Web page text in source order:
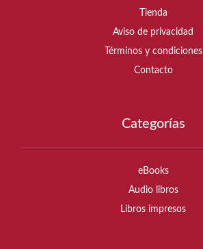
Tienda
Aviso de privacidad
Términos y condiciones
Contacto
Categorías
eBooks
Audio libros
Libros impresos